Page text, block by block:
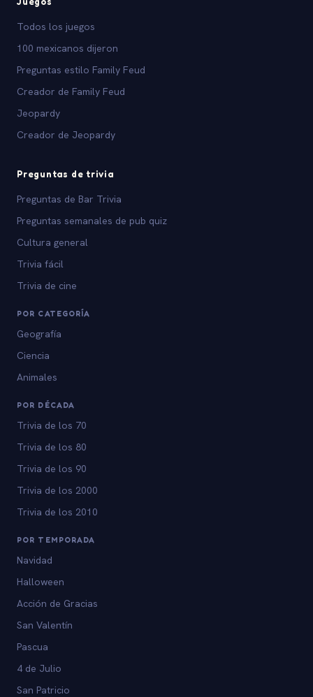
Todos los juegos
100 mexicanos dijeron
Preguntas estilo Family Feud
Creador de Family Feud
Jeopardy
Creador de Jeopardy
Preguntas de trivia
Preguntas de Bar Trivia
Preguntas semanales de pub quiz
Cultura general
Trivia fácil
Trivia de cine
POR CATEGORÍA
Geografía
Ciencia
Animales
POR DÉCADA
Trivia de los 70
Trivia de los 80
Trivia de los 90
Trivia de los 2000
Trivia de los 2010
POR TEMPORADA
Navidad
Halloween
Acción de Gracias
San Valentín
Pascua
4 de Julio
San Patricio